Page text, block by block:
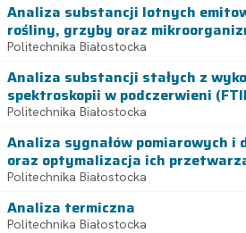
Analiza substancji lotnych
rośliny, grzyby oraz
Politechnika Białostocka
Analiza substancji stałych z
spektroskopii w podczerwieni
Politechnika Białostocka
Analiza sygnałów pomiarowych
oraz optymalizacja ich
Politechnika Białostocka
Analiza termiczna
Politechnika Białostocka